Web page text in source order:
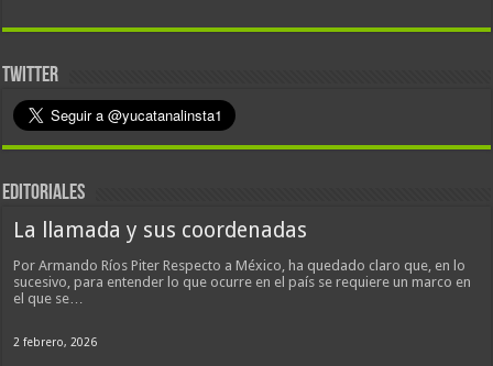
TWITTER
EDITORIALES
La llamada y sus coordenadas
Por Armando Ríos Piter Respecto a México, ha quedado claro que, en lo
sucesivo, para entender lo que ocurre en el país se requiere un marco en
el que se…
2 febrero, 2026